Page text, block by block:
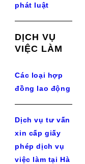
phát luật
DỊCH VỤ
VIỆC LÀM
Các loại hợp
đồng lao động
Dịch vụ tư vấn
xin cấp giấy
phép dịch vụ
việc làm tại Hà